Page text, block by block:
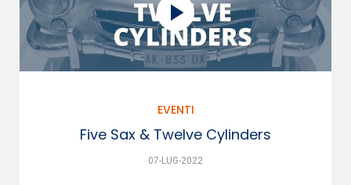
EVENTI
Five Sax & Twelve Cylinders
07-LUG-2022